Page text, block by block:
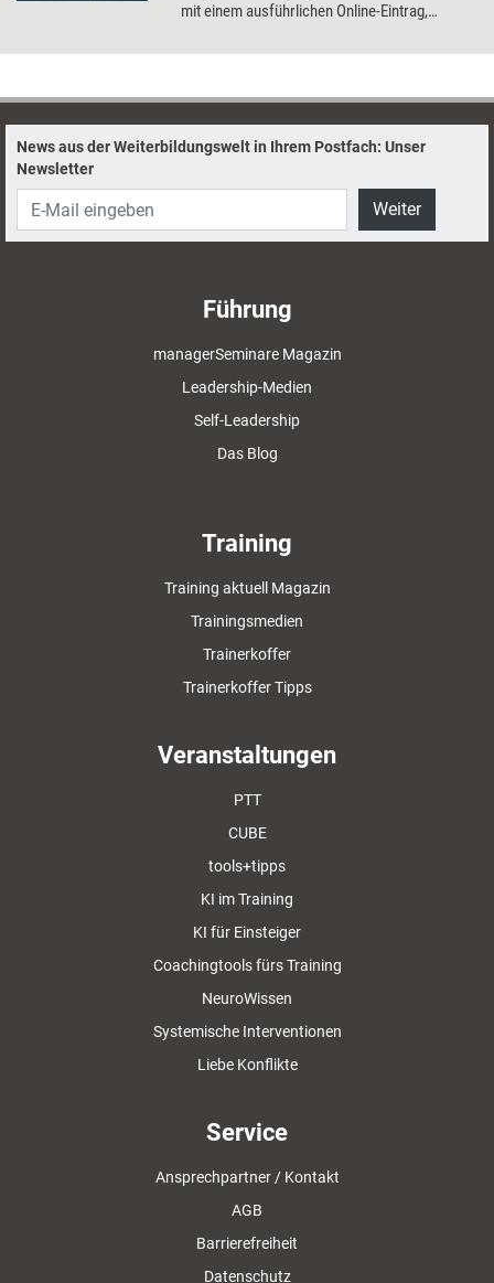
mit einem ausführlichen Online-Eintrag,
Weiterbildungsplattform Seminarmarkt.de
News aus der Weiterbildungswelt in Ihrem Postfach: Unser
Newsletter
Weiter
Führung
managerSeminare Magazin
Leadership-Medien
Self-Leadership
Das Blog
Training
Training aktuell Magazin
Trainingsmedien
Trainerkoffer
Trainerkoffer Tipps
Veranstaltungen
PTT
CUBE
tools+tipps
KI im Training
KI für Einsteiger
Coachingtools fürs Training
NeuroWissen
Systemische Interventionen
Liebe Konflikte
Service
Ansprechpartner / Kontakt
AGB
Barrierefreiheit
Datenschutz